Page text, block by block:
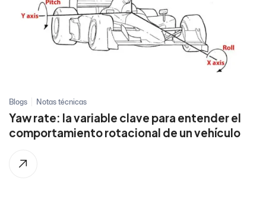
Blogs Notas técnicas
Yaw rate: la variable clave para entender el
comportamiento rotacional de un vehículo